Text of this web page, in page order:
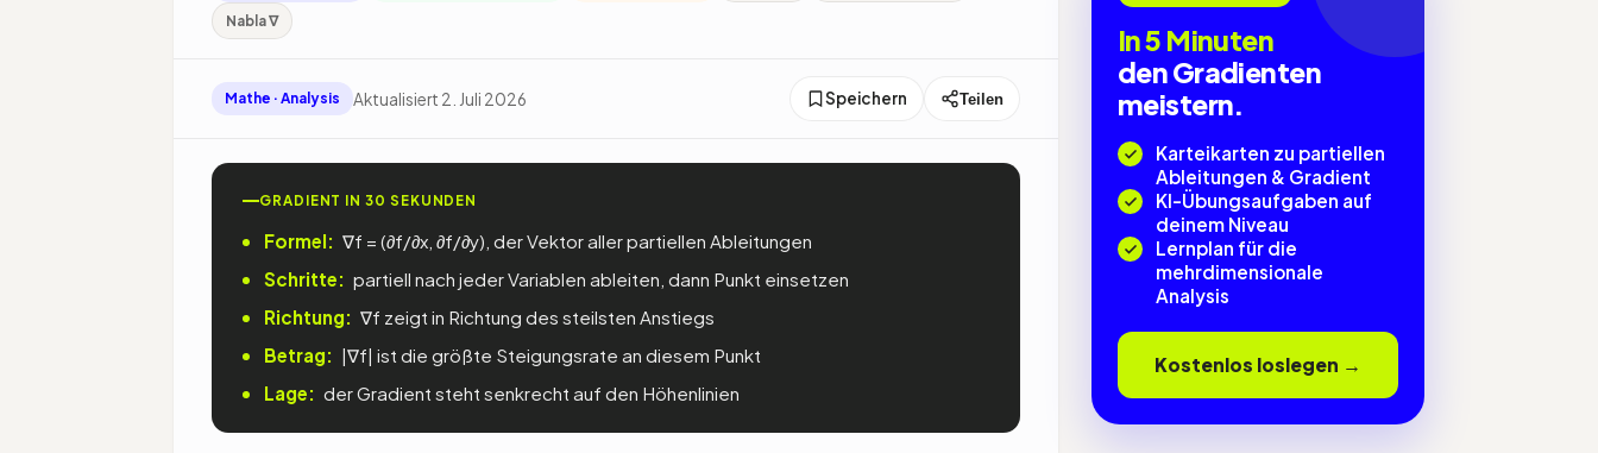
Nabla ∇
Mathe · Analysis Aktualisiert 2. Juli 2026 Speichern Teilen
GRADIENT IN 30 SEKUNDEN
Formel: ∇f = (∂f/∂x, ∂f/∂y), der Vektor aller partiellen Ableitungen
Schritte: partiell nach jeder Variablen ableiten, dann Punkt einsetzen
Richtung: ∇f zeigt in Richtung des steilsten Anstiegs
Betrag: |∇f| ist die größte Steigungsrate an diesem Punkt
Lage: der Gradient steht senkrecht auf den Höhenlinien
In 5 Minuten
den Gradienten
meistern.
Karteikarten zu partiellen
Ableitungen & Gradient
KI-Übungsaufgaben auf
deinem Niveau
Lernplan für die
mehrdimensionale
Analysis
Kostenlos loslegen →